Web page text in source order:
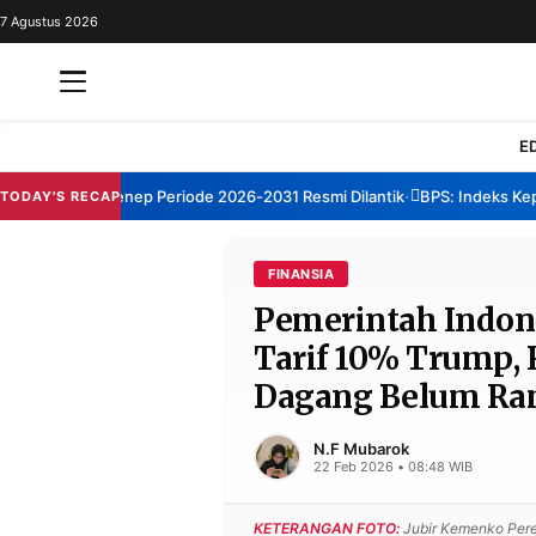
REDAKSI
7 Agustus 2026
TODAY'S RECAP
TBM Sumenep Periode 2026-2031 Resmi Dilantik• BPS: Indeks
FINANSIA
Pemerintah
Tarif 10% Trump,
Dagang Belum
N.F Mubarok
22 Feb 2026 • 08:48 WIB
KETERANGAN FOTO: Jubir Kemenko